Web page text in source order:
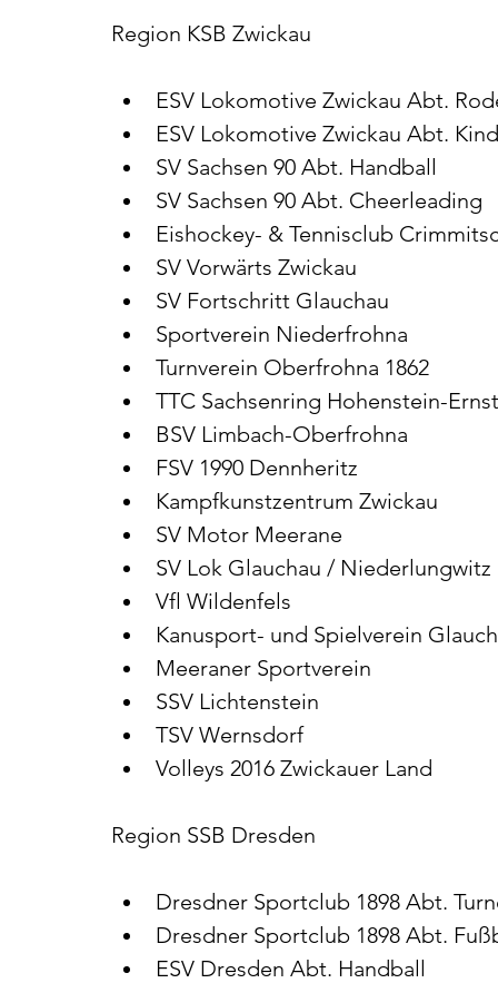
Region KSB Zwickau
ESV Lokomotive Zwickau Abt.
ESV Lokomotive Zwickau Abt.
SV Sachsen 90 Abt. Handball
SV Sachsen 90 Abt. Cheerleading
Eishockey- & Tennisclub
SV Vorwärts Zwickau
SV Fortschritt Glauchau
Sportverein Niederfrohna
Turnverein Oberfrohna 1862
TTC Sachsenring Hohenstein-
BSV Limbach-Oberfrohna
FSV 1990 Dennheritz
Kampfkunstzentrum Zwickau
SV Motor Meerane
SV Lok Glauchau / Niederlungwitz
Vfl Wildenfels
Kanusport- und Spielverein
Meeraner Sportverein
SSV Lichtenstein
TSV Wernsdorf
Volleys 2016 Zwickauer Land
Region SSB Dresden
Dresdner Sportclub 1898 Abt.
Dresdner Sportclub 1898 Abt.
ESV Dresden Abt. Handball